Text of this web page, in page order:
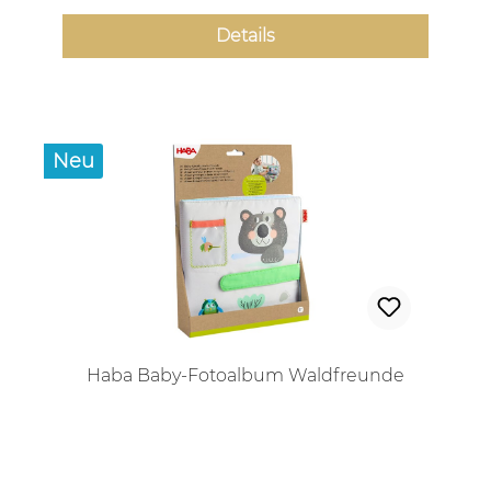
Details
Neu
Haba Baby-Fotoalbum Waldfreunde